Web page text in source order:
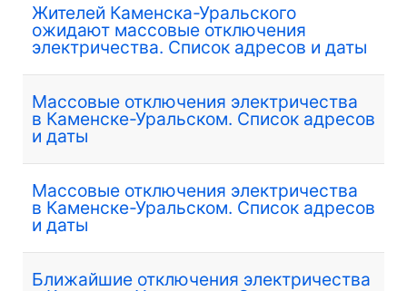
Жителей Каменска-Уральского
ожидают массовые отключения
электричества. Список адресов и даты
Массовые отключения электричества
в Каменске-Уральском. Список адресов
и даты
Массовые отключения электричества
в Каменске-Уральском. Список адресов
и даты
Ближайшие отключения электричества